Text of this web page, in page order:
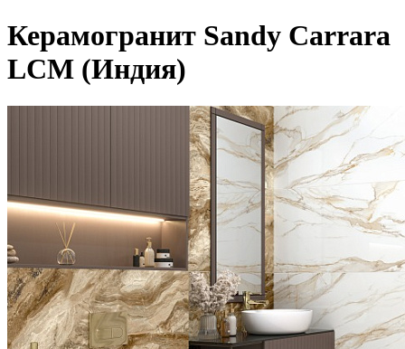
Керамогранит Sandy Carrara
LCM (Индия)